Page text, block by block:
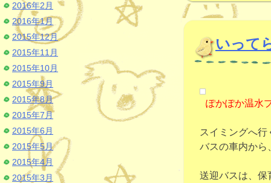
いって
ぽかぽか温水
スイミングへ
バスの車内から
送迎バスは、
2016年2月
2016年1月
2015年12月
2015年11月
2015年10月
2015年9月
2015年8月
2015年7月
2015年6月
2015年5月
2015年4月
2015年3月